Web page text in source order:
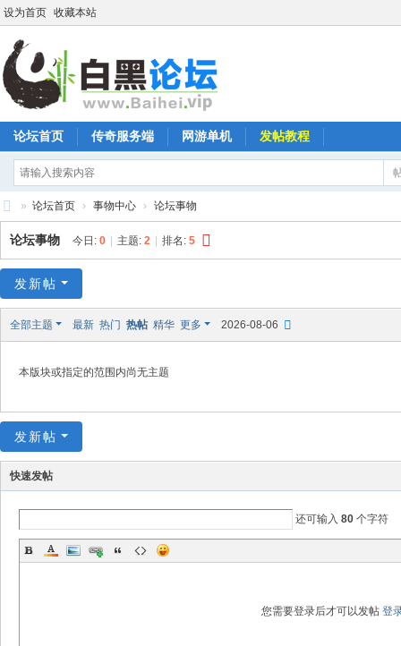
设为首页 收藏本站
论坛首页 传奇服务端 网游单机 发帖教程
白
黑
坛
» 论坛首页 › 事物中心 › 论坛事物
论坛事物 今日: 0 主题: 2 排名: 5
发新帖
全部主题 最新 热门 热帖 精华 更多 2026-08-06
本版块或指定的范围内尚无主题
发新帖
快速发帖
还可输入 80 个字符
您需要登录后才可以发帖 登